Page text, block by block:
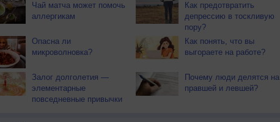
Чай матча может помочь
аллергикам
Как предотвратить
депрессию в тоскливую
пору?
Опасна ли
микроволновка?
Как понять, что вы
выгораете на работе?
Залог долголетия —
элементарные
повседневные привычки
Почему люди делятся на
правшей и левшей?